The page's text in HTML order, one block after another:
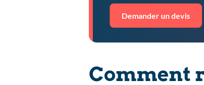
Demander un devis
Comment